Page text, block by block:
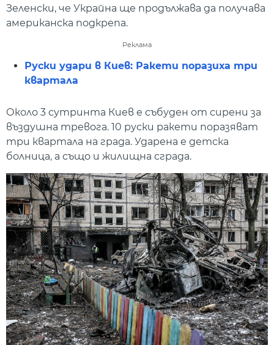
Зеленски, че Украйна ще продължава да получава
американска подкрепа.
Реклама
Руски удари в Киев: Ракети поразиха три
квартала
Около 3 сутринта Киев е събуден от сирени за
въздушна тревога. 10 руски ракети поразяват
три квартала на града. Ударена е детска
болница, а също и жилищна сграда.